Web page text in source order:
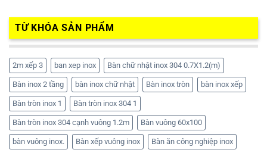
TỪ KHÓA SẢN PHẨM
2m xếp 3 ban xep inox Bàn chữ nhật inox 304 0.7X1.2(m)
Bàn inox 2 tầng bàn inox chữ nhật Bàn inox tròn bàn inox xếp
Bàn tròn inox 1 Bàn tròn inox 304 1
Bàn tròn inox 304 cạnh vuông 1.2m Bàn vuông 60x100
bàn vuông inox. Bàn xếp vuông inox Bàn ăn công nghiệp inox